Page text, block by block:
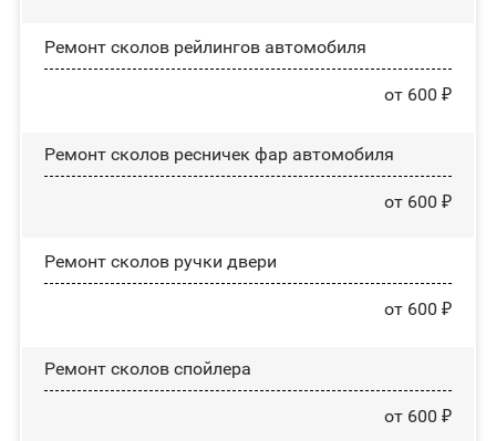
Ремонт сколов рейлингов автомобиля
от 600 ₽
Ремонт сколов ресничек фар автомобиля
от 600 ₽
Ремонт сколов ручки двери
от 600 ₽
Ремонт сколов спойлера
от 600 ₽